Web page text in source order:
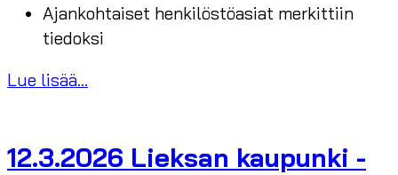
Ajankohtaiset henkilöstöasiat merkittiin
tiedoksi
Lue lisää...
12.3.2026 Lieksan kaupunki -